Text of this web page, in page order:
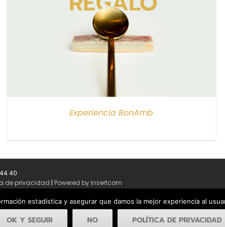
Experiencia BonAmb
40
de privacidad | Powered by Insertcom
estadística y asegurar que damos la mejor experiencia al
OK Y SEGUIR NO POLÍTICA DE PRIVACIDAD